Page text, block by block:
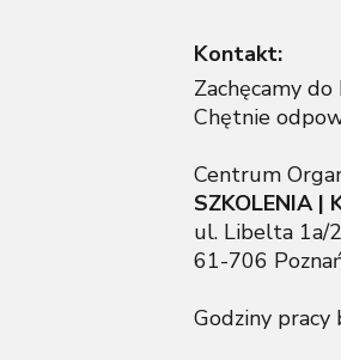
Kontakt:
Zachęcamy
Chętnie
Centrum
SZKOLENIA |
ul. Libelta 1a/2
61-706
Godziny